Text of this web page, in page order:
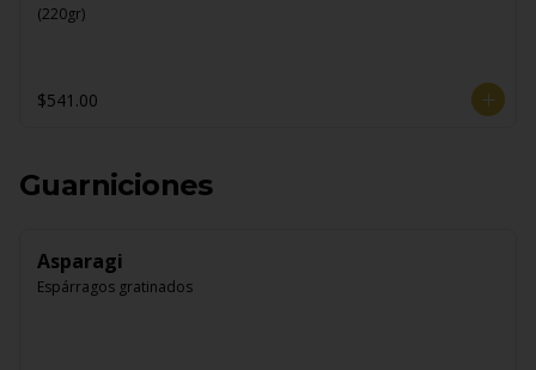
(220gr)
$541.00
Guarniciones
Asparagi
Espárragos gratinados